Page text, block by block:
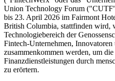
Union Technology Forum
bis 23. April 2026 im Fairmont
British Columbia, stattfinden wird,
Technologiebereich der
Fintech-Unternehmen, Innovatoren
zusammenkommen werden, um
Finanzdienstleistungen durch
zu erörtern.